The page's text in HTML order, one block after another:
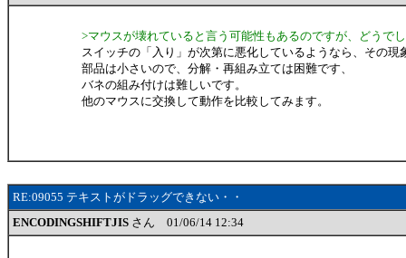
>マウスが壊れていると言う可能性もあるのですが、どうで
スイッチの「入り」が次第に悪化しているようなら、その現
部品は小さいので、分解・再組み立ては困難です、
バネの組み付けは難しいです。
他のマウスに交換して動作を比較してみます。
RE:09055 テキストがドラッグできない・・
ENCODINGSHIFTJIS さん 01/06/14 12:34